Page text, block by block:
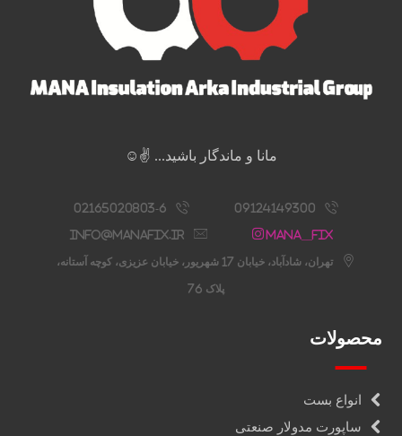
مانا و ماندگار باشید... ✌️☺️
09124149300
02165020803-6
Mana__fix
info@manafix.ir
تهران، شادآباد، خیابان 17 شهریور، خیابان عزیزی، کوچه آستانه،
پلاک 76
محصولات
انواع بست
ساپورت مدولار صنعتی